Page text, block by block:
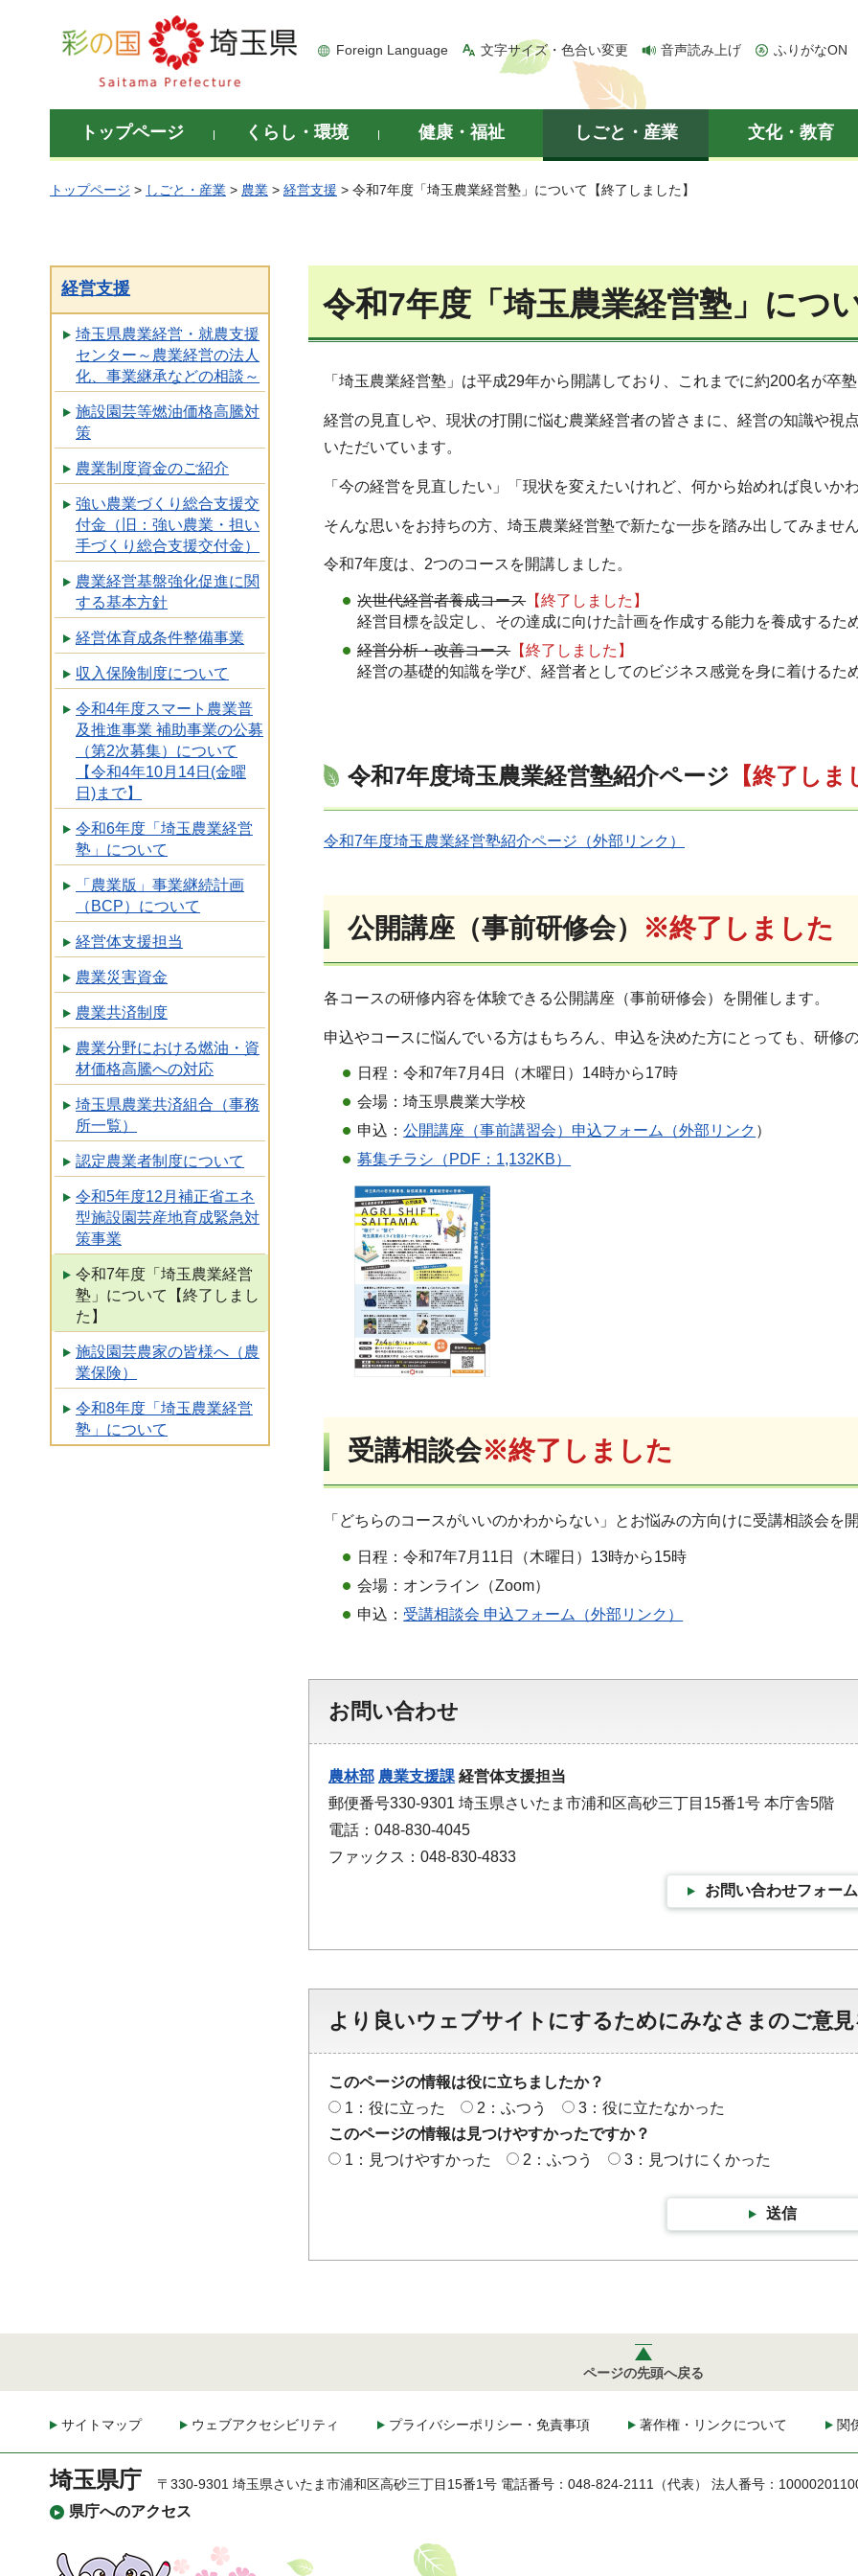
彩の国 埼玉県
Foreign Language 文字サイズ・色合い変更 音声読み上げ ふりがなON
トップページ くらし・環境 健康・福祉 しごと・産業 文化・教育
トップページ > しごと・産業 > 農業 > 経営支援 > 令和7年度「埼玉農業経営塾」について【終了しました】
経営支援
埼玉県農業経営・就農支援
センター～農業経営の法人
化、事業継承などの相談～
施設園芸等燃油価格高騰対
策
農業制度資金のご紹介
強い農業づくり総合支援交
付金（旧：強い農業・担い
手づくり総合支援交付金）
農業経営基盤強化促進に関
する基本方針
経営体育成条件整備事業
収入保険制度について
令和4年度スマート農業普
及推進事業 補助事業の公募
（第2次募集）について
【令和4年10月14日(金曜
日)まで】
令和6年度「埼玉農業経営
塾」について
「農業版」事業継続計画
（BCP）について
経営体支援担当
農業災害資金
農業共済制度
農業分野における燃油・資
材価格高騰への対応
埼玉県農業共済組合（事務
所一覧）
認定農業者制度について
令和5年度12月補正省エネ
型施設園芸産地育成緊急対
策事業
令和7年度「埼玉農業経営
塾」について【終了しまし
た】
施設園芸農家の皆様へ（農
業保険）
令和8年度「埼玉農業経営
塾」について
令和7年度「埼玉農業経営塾」につ
「埼玉農業経営塾」は平成29年から開講しており、これまでに約200名が卒塾
経営の見直しや、現状の打開に悩む農業経営者の皆さまに、経営の知識や視
いただいています。
「今の経営を見直したい」「現状を変えたいけれど、何から始めれば良いかわ
そんな思いをお持ちの方、埼玉農業経営塾で新たな一歩を踏み出してみませ
令和7年度は、2つのコースを開講しました。
次世代経営者養成コース【終了しました】
経営目標を設定し、その達成に向けた計画を作成する能力を養成するた
経営分析・改善コース【終了しました】
経営の基礎的知識を学び、経営者としてのビジネス感覚を身に着けるた
令和7年度埼玉農業経営塾紹介ページ 【終了しま
令和7年度埼玉農業経営塾紹介ページ（外部リンク）
公開講座（事前研修会） ※終了しました
各コースの研修内容を体験できる公開講座（事前研修会）を開催します。
申込やコースに悩んでいる方はもちろん、申込を決めた方にとっても、研修
日程：令和7年7月4日（木曜日）14時から17時
会場：埼玉県農業大学校
申込：公開講座（事前講習会）申込フォーム（外部リンク ）
募集チラシ（PDF：1,132KB）
受講相談会※終了しました
「どちらのコースがいいのかわからない」とお悩みの方向けに受講相談会を開
日程：令和7年7月11日（木曜日）13時から15時
会場：オンライン（Zoom）
申込： 受講相談会 申込フォーム（外部リンク）
お問い合わせ
農林部 農業支援課 経営体支援担当
郵便番号330-9301 埼玉県さいたま市浦和区高砂三丁目15番1号 本庁舎5階
電話：048-830-4045
ファックス：048-830-4833
お問い合わせフォーム
より良いウェブサイトにするためにみなさまのご意
このページの情報は役に立ちましたか？
1：役に立った
2：ふつう
3：役に立たなかった
このページの情報は見つけやすかったですか？
1：見つけやすかった
2：ふつう 3：見つけにくかった
送信
ページの先頭へ戻る
サイトマップ ウェブアクセシビリティ プライバシーポリシー・免責事項 著作権・リンクについて 関
埼玉県庁
県庁へのアクセス
〒330-9301 埼玉県さいたま市浦和区高砂三丁目15番1号 電話番号：048-824-2111（代表） 法人番号：